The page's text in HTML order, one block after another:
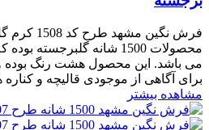
فرش نگین
برای آگاهی از موجودی قالیچه و
مشاهده بیشتر